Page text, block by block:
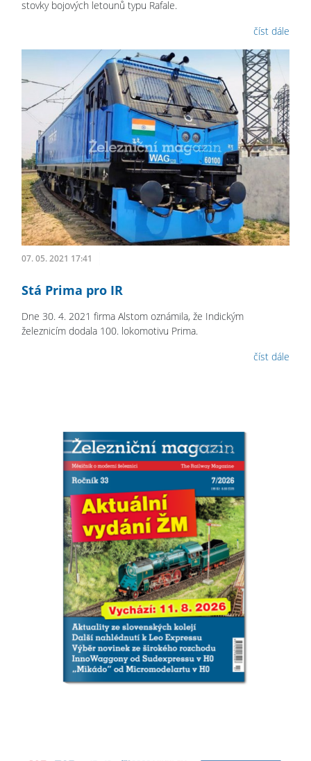
stovky bojových letounů typu Rafale.
číst dále
07. 05. 2021 17:41
Stá Prima pro IR
Dne 30. 4. 2021 firma Alstom oznámila, že Indickým
železnicím dodala 100. lokomotivu Prima.
číst dále